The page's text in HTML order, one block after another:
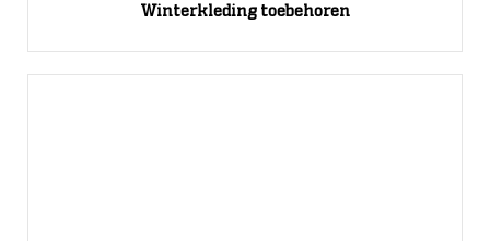
Winterkleding toebehoren